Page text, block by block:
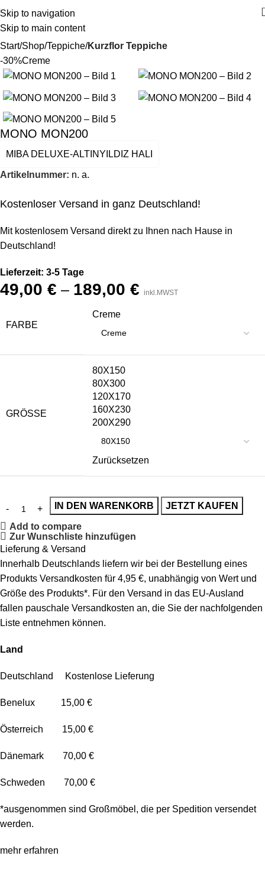
Skip to navigation
Skip to main content
Start Shop Teppiche Kurzflor Teppiche
-30%Creme
MONO MON200
MIBA DELUXE-ALTINYILDIZ HALI
Artikelnummer: n. a.
Kostenloser Versand in ganz Deutschland!
Mit kostenlosem Versand direkt zu Ihnen nach Hause in
Deutschland!
Lieferzeit: 3-5 Tage
49,00 € – 189,00 € inkl.MWST
FARBE
Creme
GRÖSSE
80X150
80X300
120X170
160X230
200X290
Zurücksetzen
IN DEN WARENKORB JETZT KAUFEN
Add to compare
Zur Wunschliste hinzufügen
Lieferung & Versand
Innerhalb Deutschlands liefern wir bei der Bestellung eines
Produkts Versandkosten für 4,95 €, unabhängig von Wert und
Größe des Produkts*. Für den Versand in das EU-Ausland
fallen pauschale Versandkosten an, die Sie der nachfolgenden
Liste entnehmen können.
Land
Deutschland Kostenlose Lieferung
Benelux 15,00 €
Österreich 15,00 €
Dänemark 70,00 €
Schweden 70,00 €
*ausgenommen sind Großmöbel, die per Spedition versendet
werden.
mehr erfahren